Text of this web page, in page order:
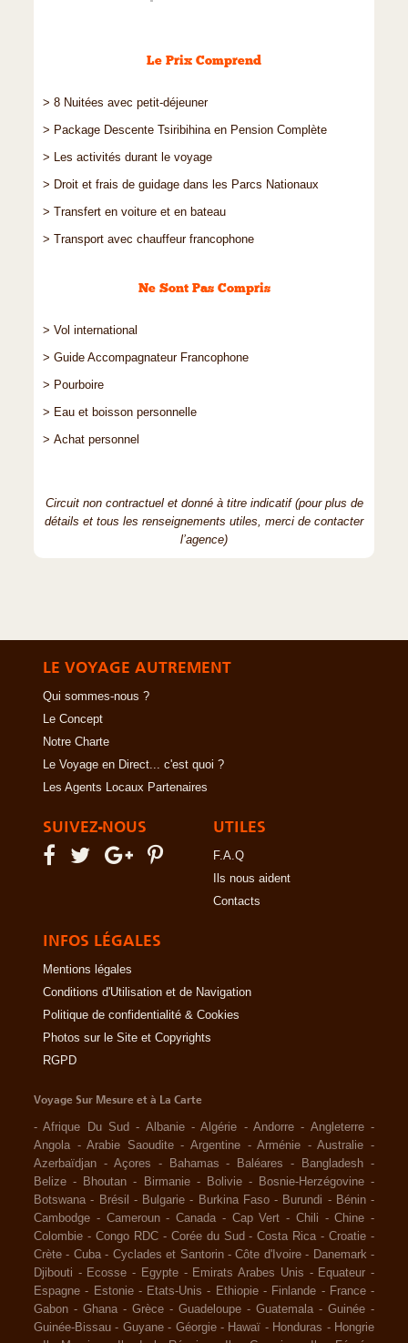
Le Prix Comprend
> 8 Nuitées avec petit-déjeuner
> Package Descente Tsiribihina en Pension Complète
> Les activités durant le voyage
> Droit et frais de guidage dans les Parcs Nationaux
> Transfert en voiture et en bateau
> Transport avec chauffeur francophone
Ne Sont Pas Compris
> Vol international
> Guide Accompagnateur Francophone
> Pourboire
> Eau et boisson personnelle
> Achat personnel
Circuit non contractuel et donné à titre indicatif (pour plus de
détails et tous les renseignements utiles, merci de contacter
l’agence)
LE VOYAGE AUTREMENT
Qui sommes-nous ?
Le Concept
Notre Charte
Le Voyage en Direct... c'est quoi ?
Les Agents Locaux Partenaires
SUIVEZ-NOUS UTILES
F.A.Q
Ils nous aident
Contacts
INFOS LÉGALES
Mentions légales
Conditions d'Utilisation et de Navigation
Politique de confidentialité & Cookies
Photos sur le Site et Copyrights
RGPD
Voyage Sur Mesure et à La Carte
-Afrique Du Sud - Albanie -Algérie -Andorre - Angleterre -
Angola -Arabie Saoudite -Argentine -Arménie -Australie -
Azerbaïdjan - Açores - Bahamas - Baléares - Bangladesh -
Belize - Bhoutan - Birmanie - Bolivie - Bosnie-Herzégovine -
Botswana - Brésil - Bulgarie - Burkina Faso - Burundi - Bénin -
Cambodge - Cameroun - Canada - Cap Vert - Chili -Chine -
Colombie - Congo RDC - Corée du Sud -Costa Rica -Croatie -
Crète - Cuba - Cyclades et Santorin -Côte d'Ivoire - Danemark -
Djibouti - Ecosse - Egypte - Emirats Arabes Unis - Equateur -
Espagne - Estonie - Etats-Unis - Ethiopie - Finlande - France -
Gabon - Ghana - Grèce - Guadeloupe - Guatemala - Guinée -
Guinée-Bissau - Guyane - Géorgie - Hawaï - Honduras - Hongrie